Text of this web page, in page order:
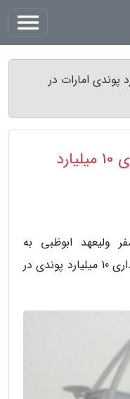
سرمایه گذاری 10 میلیارد پوندی امارات در
تور دبی ارزان: سرمایه گذاری 10 میلیارد
ولیعهد ابوظبی به
انگلیس، امارات متعهد به سرمایه گذاری 10 میلیارد پوندی در